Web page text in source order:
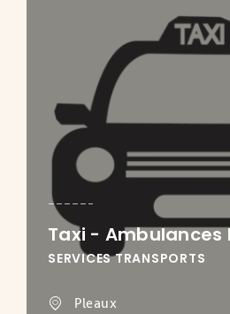
Taxi - Ambulances
SERVICES TRANSPORTS
Pleaux